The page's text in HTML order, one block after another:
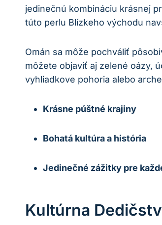
jedinečnú kombináciu krásnej
túto perlu Blízkeho východu
Omán sa môže pochváliť
môžete objaviť aj zelené oázy,
vyhliadkove pohoria alebo
Krásne púštné krajiny
Bohatá kultúra a história
Jedinečné zážitky pre
Kultúrna